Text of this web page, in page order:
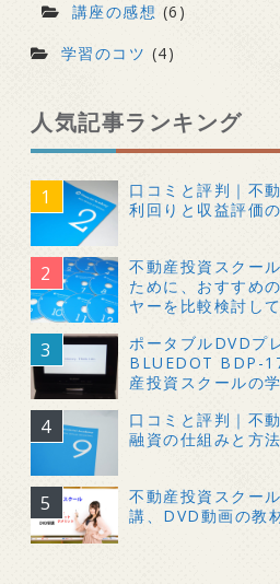
講座の感想 (6)
学習のコツ (4)
人気記事ランキング
口コミと評判｜不
利回りと収益評価
不動産投資スクー
ために、おすすめ
ヤーを比較検討し
ポータブルDVDプ
BLUEDOT BDP-
産投資スクールの
口コミと評判｜不
融資の仕組みと方
不動産投資スクー
講、DVD動画の教